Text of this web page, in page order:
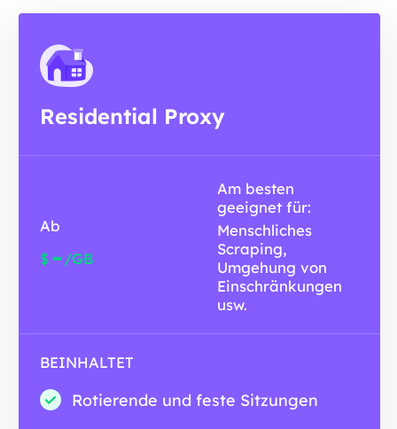
Residential Proxy
Ab
$- /GB
Am besten
geeignet für:
Menschliches
Scraping,
Umgehung von
Einschränkungen
usw.
BEINHALTET
Rotierende und feste Sitzungen